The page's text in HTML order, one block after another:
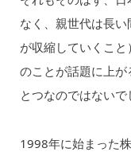
なく、親世代は長
が収縮していくこ
のことが話題に上
とつなのではないで
1998年に始まった